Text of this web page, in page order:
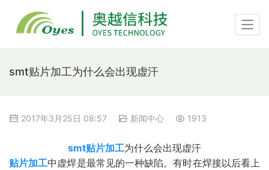
smt贴片加工为什么会出现虚汗
2017年3月25日 08:57 新闻中心 1913
smt贴片加工为什么会出现虚汗
贴片加工中虚焊是最常见的一种缺陷。有时在焊接以后看上